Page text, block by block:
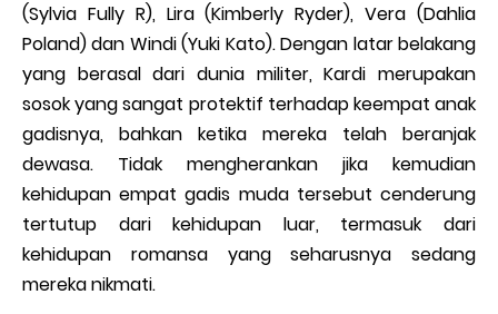
(Sylvia Fully R), Lira (Kimberly Ryder), Vera (Dahlia
Poland) dan Windi (Yuki Kato). Dengan latar belakang
yang berasal dari dunia militer, Kardi merupakan
sosok yang sangat protektif terhadap keempat anak
gadisnya, bahkan ketika mereka telah beranjak
dewasa. Tidak mengherankan jika kemudian
kehidupan empat gadis muda tersebut cenderung
tertutup dari kehidupan luar, termasuk dari
kehidupan romansa yang seharusnya sedang
mereka nikmati.